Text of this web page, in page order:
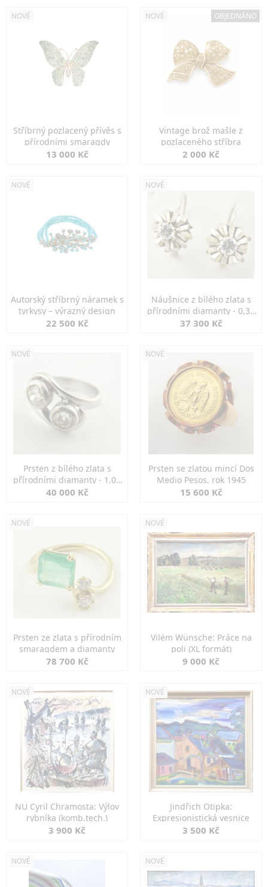
NOVÉ
Stříbrný pozlacený přívěs s
přírodními smaragdy
13 000 Kč
NOVÉ OBJEDNÁNO
Vintage brož mašle z
pozlaceného stříbra
2 000 Kč
NOVÉ
Autorský stříbrný náramek s
tyrkysy – výrazný design
22 500 Kč
NOVÉ
Náušnice z bílého zlata s
přírodními diamanty - 0,30
ct
37 300 Kč
NOVÉ
Prsten z bílého zlata s
přírodními diamanty - 1,00
ct
40 000 Kč
NOVÉ
Prsten se zlatou mincí Dos
Medio Pesos, rok 1945
15 600 Kč
NOVÉ
Prsten ze zlata s přírodním
smaragdem a diamanty
78 700 Kč
NOVÉ
Vilém Wünsche: Práce na
poli (XL formát)
9 000 Kč
NOVÉ
NU Cyril Chramosta: Výlov
rybníka (komb.tech.)
3 900 Kč
NOVÉ
Jindřich Otipka:
Expresionistická vesnice
3 500 Kč
NOVÉ NOVÉ